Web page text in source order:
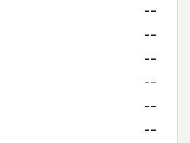
--
--
--
--
--
--